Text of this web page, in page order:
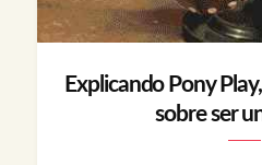
Explicando Pony
sobre ser